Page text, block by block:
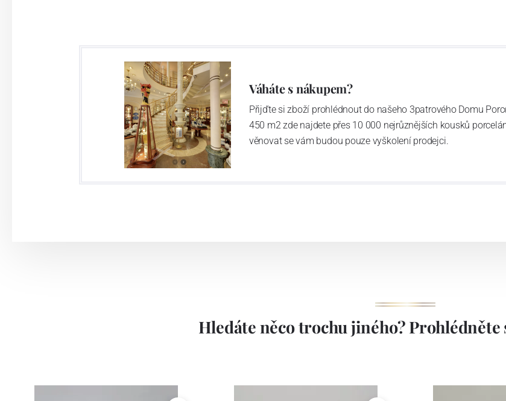
Váháte s nákupem?
Přijďte si zboží prohlédnout do našeho 3patrového Domu
450 m2 zde najdete přes 10 000 nejrůznějších kousků
věnovat se vám budou pouze vyškolení prodejci.
Hledáte něco trochu jiného?